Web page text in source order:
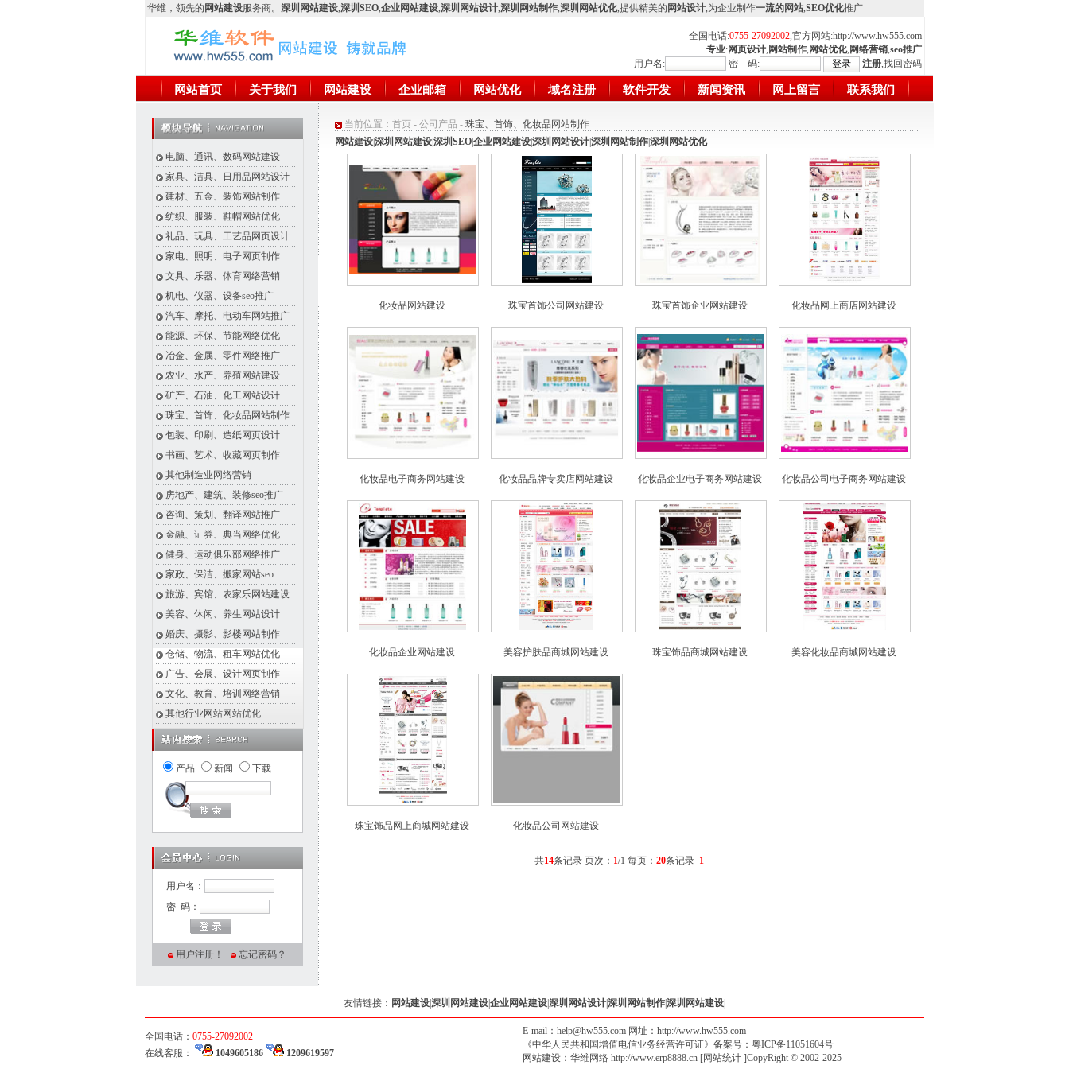
华维 ，领先的 网站建设服务商。 深圳网站建设,深圳SEO,企业网站建设,深圳网站设计,深圳网站制作,深圳网站优化,提供精美的 网站设计,为企业制作一流的网站,SEO优化推广
全国电话:0755-27092002,官方网站:http://www.hw555.com
专业:网页设计, 网站制作, 网站优化, 网络营销,seo推广
用户名:
密 码: 注册,找回密码
网站首页 关于我们 网站建设 企业邮箱 网站优化 域名注册 软件开发 新闻资讯 网上留言 联系我们
电脑、通讯、数码网站建设
家具、洁具、日用品网站设计
建材、五金、装饰网站制作
纺织、服装、鞋帽网站优化
礼品、玩具、工艺品网页设计
家电、照明、电子网页制作
文具、乐器、体育网络营销
机电、仪器、设备seo推广
汽车、摩托、电动车网站推广
能源、环保、节能网络优化
冶金、金属、零件网络推广
农业、水产、养殖网站建设
矿产、石油、化工网站设计
珠宝、首饰、化妆品网站制作
包装、印刷、造纸网页设计
书画、艺术、收藏网页制作
其他制造业网络营销
房地产、建筑、装修seo推广
咨询、策划、翻译网站推广
金融、证券、典当网络优化
健身、运动俱乐部网络推广
家政、保洁、搬家网站seo
旅游、宾馆、农家乐网站建设
美容、休闲、养生网站设计
婚庆、摄影、影楼网站制作
仓储、物流、租车网站优化
广告、会展、设计网页制作
文化、教育、培训网络营销
其他行业网站网站优化
产品 新闻 下载
用户名：
密 码：
用户注册！ 忘记密码？
当前位置： 首页- 公司产品 - 珠宝、首饰、化妆品网站制作
网站建设|深圳网站建设|深圳SEO|企业网站建设|深圳网站设计|深圳网站制作|深圳网站优化
化妆品网站建设 珠宝首饰公司网站建设 珠宝首饰企业网站建设 化妆品网上商店网站建设
化妆品电子商务网站建设 化妆品品牌专卖店网站建设 化妆品企业电子商务网站建设 化妆品公司电子商务网站建设
化妆品企业网站建设 美容护肤品商城网站建设 珠宝饰品商城网站建设 美容化妆品商城网站建设
珠宝饰品网上商城网站建设 化妆品公司网站建设
共14条记录 页次： 1/1 每页： 20条记录 1
友情链接： 网站建设深圳网站建设企业网站建设深圳网站设计深圳网站制作深圳网站建设
全国电话： 0755-27092002
在线客服：
1049605186 1209619597
E-mail：help@hw555.com 网址： http://www.hw555.com
《中华人民共和国增值电信业务经营许可证》备案号： 粤ICP备11051604号
网站建设 ： 华维网络 http://www.erp8888.cn [网站统计 ]CopyRight © 2002-2025